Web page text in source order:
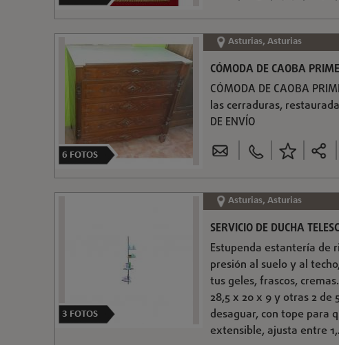
Asturias, Asturias
CÓMODA DE CAOBA
CÓMODA DE CAOBA
las cerraduras,
DE ENVÍO
6 FOTOS
Asturias, Asturias
SERVICIO DE DUCHA
Estupenda estantería de
presión al suelo y al
tus geles, frascos,
28,5 x 20 x 9 y otras 2
desaguar, con tope para
extensible, ajusta entre
3 FOTOS